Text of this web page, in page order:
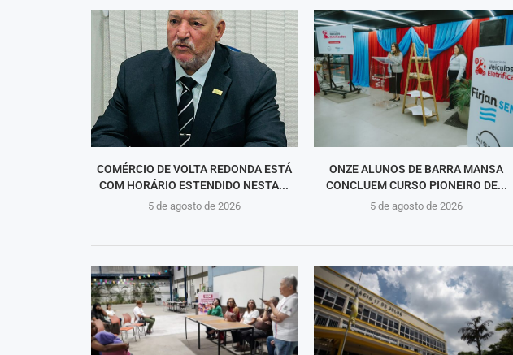
COMÉRCIO DE VOLTA REDONDA ESTÁ
COM HORÁRIO ESTENDIDO NESTA...
5 de agosto de 2026
ONZE ALUNOS DE BARRA MANSA
CONCLUEM CURSO PIONEIRO DE...
5 de agosto de 2026